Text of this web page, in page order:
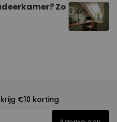
Zo
€10 korting